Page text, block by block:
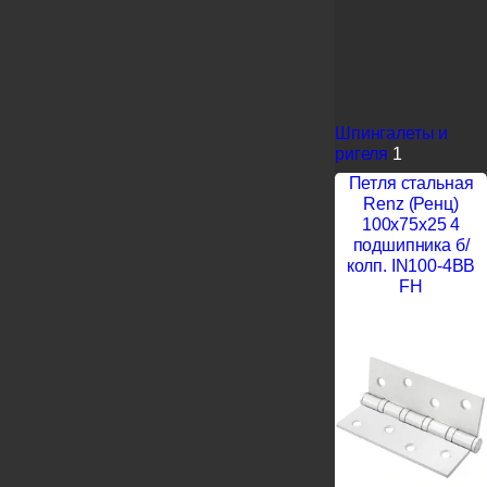
Шпингалеты и
ригеля 1
Петля стальная
Renz (Ренц)
100x75x25 4
подшипника б/
колп. IN100-4BB
FH